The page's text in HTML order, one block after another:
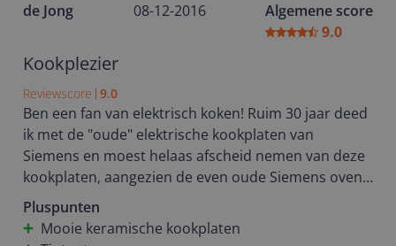
de Jong 08-12-2016
Algemene score
9.0
Kookplezier
Reviewscore 9.0
Ben een fan van elektrisch koken! Ruim 30 jaar deed
ik met de "oude" elektrische kookplaten van
Siemens en moest helaas afscheid nemen van deze
kookplaten, aangezien de even oude Siemens oven
niet meer goed sloot en deze combinatie werd niet
meer geleverd. Heb nu weer voor het merk Siemens
gekozen voor de bakplaten (evenals een Siemens
Pluspunten
Mooie keramische kookplaten